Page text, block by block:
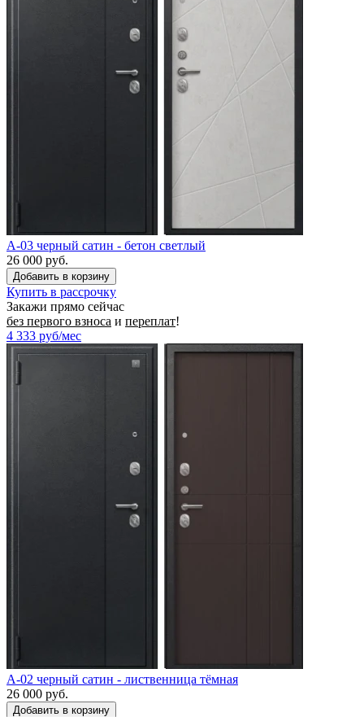
A-03 черный сатин - бетон светлый
26 000 руб.
Купить в рассрочку
Закажи прямо сейчас
без первого взноса и переплат!
4 333 руб/мес
A-02 черный сатин - лиственница тёмная
26 000 руб.